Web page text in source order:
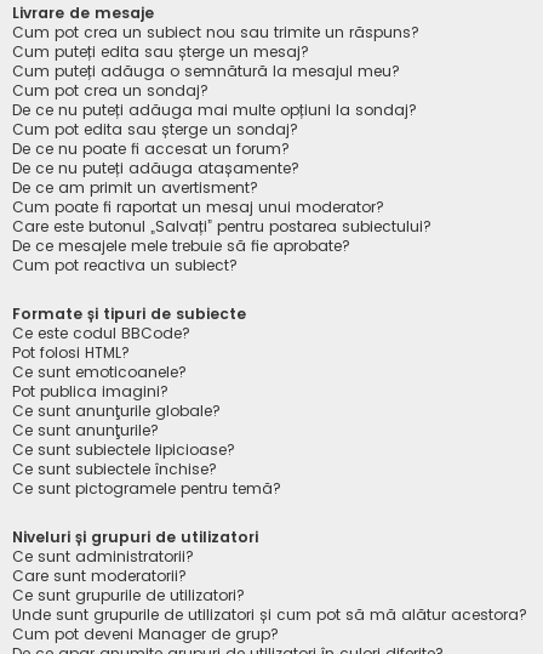
Livrare de mesaje
Cum pot crea un subiect nou sau trimite un răspuns?
Cum puteți edita sau șterge un mesaj?
Cum puteți adăuga o semnătură la mesajul meu?
Cum pot crea un sondaj?
De ce nu puteți adăuga mai multe opțiuni la sondaj?
Cum pot edita sau șterge un sondaj?
De ce nu poate fi accesat un forum?
De ce nu puteți adăuga atașamente?
De ce am primit un avertisment?
Cum poate fi raportat un mesaj unui moderator?
Care este butonul „Salvați” pentru postarea subiectului?
De ce mesajele mele trebuie să fie aprobate?
Cum pot reactiva un subiect?
Formate și tipuri de subiecte
Ce este codul BBCode?
Pot folosi HTML?
Ce sunt emoticoanele?
Pot publica imagini?
Ce sunt anunţurile globale?
Ce sunt anunţurile?
Ce sunt subiectele lipicioase?
Ce sunt subiectele închise?
Ce sunt pictogramele pentru temă?
Niveluri și grupuri de utilizatori
Ce sunt administratorii?
Care sunt moderatorii?
Ce sunt grupurile de utilizatori?
Unde sunt grupurile de utilizatori și cum pot să mă alătur acestora?
Cum pot deveni Manager de grup?